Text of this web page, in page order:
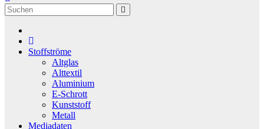
Stoffströme
Altglas
Alttextil
Aluminium
E-Schrott
Kunststoff
Metall
Mediadaten